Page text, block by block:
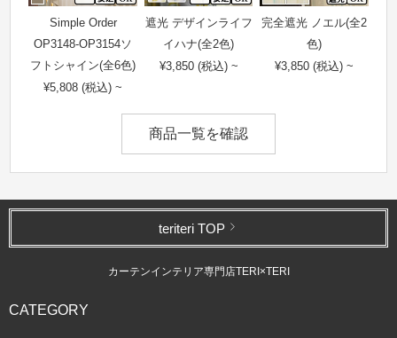
Simple Order
OP3148-OP3154ソ
フトシャイン(全6色)
¥5,808 (税込) ~
遮光 デザインライフ
イハナ(全2色)
¥3,850 (税込) ~
完全遮光 ノエル(全2
色)
¥3,850 (税込) ~
商品一覧を確認
teriteri TOP
カーテンインテリア専門店TERI×TERI
CATEGORY